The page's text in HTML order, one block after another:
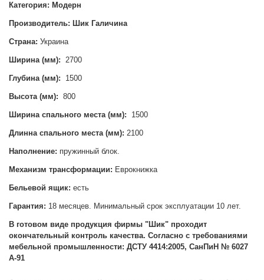
Категория: Модерн
Производитель: Шик Галичина
Страна: Украина
Ширина (мм): 2700
Глубина (мм): 1500
Высота (мм): 800
Ширина спального места (мм): 1500
Длинна спального места (мм): 2100
Наполнение: пружинный блок.
Механизм трансформации: Еврокнижка
Бельевой ящик: есть
Гарантия: 18 месяцев. Минимальный срок эксплуатации 10 лет.
В готовом виде продукция фирмы "Шик" проходит
окончательный контроль качества. Согласно с требованиями
мебельной промышленности: ДСТУ 4414:2005, СанПиН № 6027
А-91